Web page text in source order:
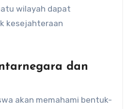
wilayah dapat
kesejahteraan
dan
akan memahami bentuk-